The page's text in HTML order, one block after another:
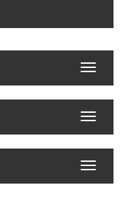
Toggle
Toggle
Toggle